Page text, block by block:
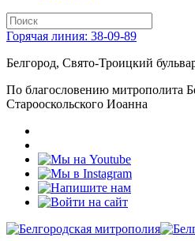
Горячая линия: 38-09-89
Белгород, Свято-Троицкий
По благословению митрополита
Старооскольского Иоанна